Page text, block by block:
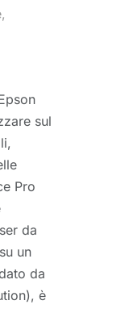
,
sul
Pro
da
un
da
è